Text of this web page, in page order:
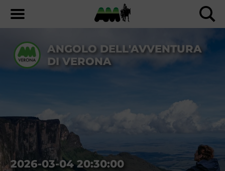
ANGOLO DELL'AVVENTURA
DI VERONA
2026-03-04 20:30:00